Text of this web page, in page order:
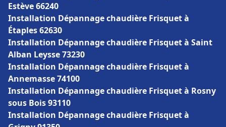
Estève 66240
Installation Dépannage chaudière Frisquet à
Étaples 62630
Installation Dépannage chaudière Frisquet à Saint
Alban Leysse 73230
Installation Dépannage chaudière Frisquet à
Annemasse 74100
Installation Dépannage chaudière Frisquet à Rosny
sous Bois 93110
Installation Dépannage chaudière Frisquet à